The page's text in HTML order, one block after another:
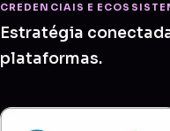
CREDENCIAIS E
Estratégia
plataformas.